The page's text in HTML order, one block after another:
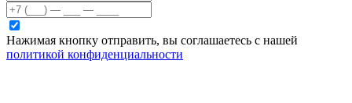
Нажимая кнопку отправить, вы соглашаетесь с нашей
политикой конфиденциальности